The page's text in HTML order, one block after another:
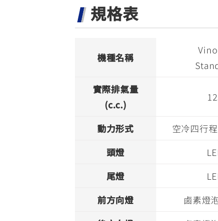
規格表
機種名稱
實際排氣量
(c.c.)
動力形式
空冷四行
頭燈
尾燈
前方向燈
鹵素燈